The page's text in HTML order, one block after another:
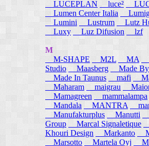
LUCEPLAN
luce²
Lumen Center Italia
Lumini
Lustrum Lutz
Luxy
Luz Difusion lzf
M
M-SHAPE
M2L MA
Studio
Maasberg Made By
Made In Taunus
mafi
Maharam
maigrau
Mamagreen
mammalampa
Mandala
MANTRA
Manufakturplus
Manutti
Group
Marcal Signaletique
Khouri Design
Markanto
Marsotto
Martela Oyj